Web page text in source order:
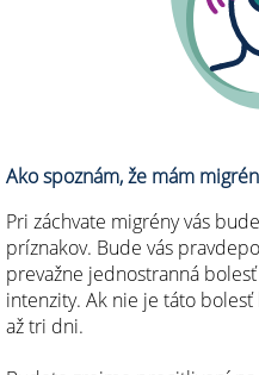
Ako spoznám, že mám
Pri záchvate migrény vás
príznakov. Bude vás
prevažne jednostranná
intenzity. Ak nie je táto
až tri dni.